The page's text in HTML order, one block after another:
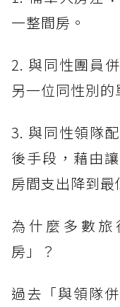
一整間房。
2. 與同性團員
另一位同性別的
3. 與同性領隊
後手段，藉由
房間支出降到最
為什麼多數
房」？
過去「與領隊